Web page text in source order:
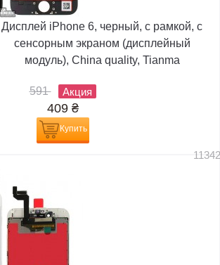
Дисплей iPhone 6, черный, с рамкой, с
сенсорным экраном (дисплейный
модуль), China quality, Tianma
591 Акция
409 ₴
Купить